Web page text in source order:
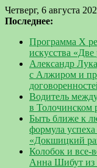
Четверг, 6 августа
Последнее:
Программа Х
искусства
Александр
с Алжиром и
Водитель
в Толочинском
Быть ближе к
формула
«Докшицкий
Колобок и все-
Анна Шибут из